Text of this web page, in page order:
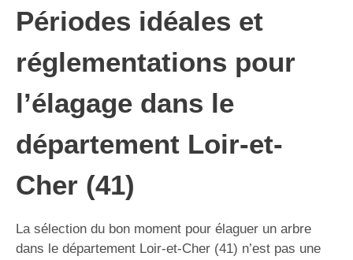
Périodes idéales et
réglementations pour
l’élagage dans le
département Loir-et-
Cher (41)
La sélection du bon moment pour élaguer un arbre
dans le département Loir-et-Cher (41) n’est pas une